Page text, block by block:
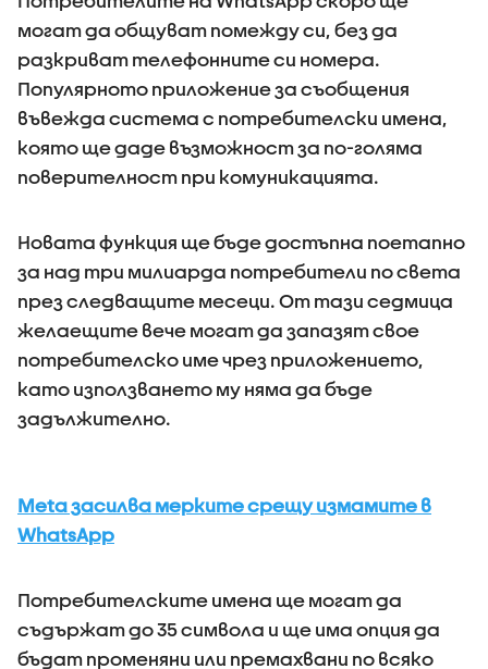
могат да общуват помежду си, без да
разкриват телефонните си номера.
Популярното приложение за съобщения
въвежда система с потребителски имена,
която ще даде възможност за по-голяма
поверителност при комуникацията.
Новата функция ще бъде достъпна поетапно
за над три милиарда потребители по света
през следващите месеци. От тази седмица
желаещите вече могат да запазят свое
потребителско име чрез приложението,
като използването му няма да бъде
задължително.
Meta засилва мерките срещу измамите в
WhatsApp
Потребителските имена ще могат да
съдържат до 35 символа и ще има опция да
бъдат променяни или премахвани по всяко